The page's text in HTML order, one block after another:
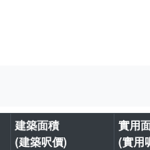
建築面積
(建築呎價)
實用
(實用